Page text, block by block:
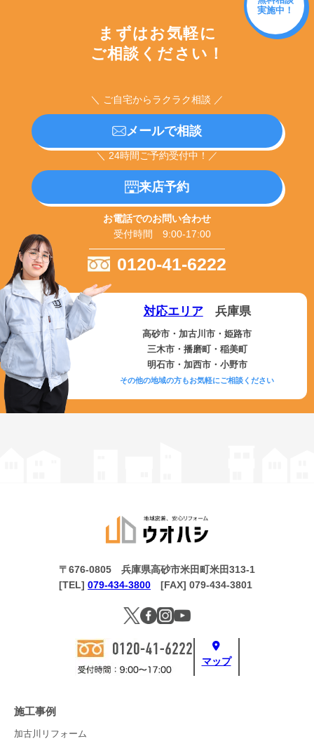
実施中！
まずはお気軽に
ご相談ください！
＼ ご自宅からラクラク相談 ／
メールで相談
＼ 24時間ご予約受付中！／
来店予約
お電話でのお問い合わせ
受付時間 9:00-17:00
0120-41-6222
対応エリア兵庫県
高砂市・加古川市・姫路市
三木市・播磨町・稲美町
明石市・加西市・小野市
その他の地域の方もお気軽にご相談ください
マップ
〒676-0805 兵庫県高砂市米田町米田313-1
[TEL] 079-434-3800 [FAX] 079-434-3801
施工事例
加古川リフォーム